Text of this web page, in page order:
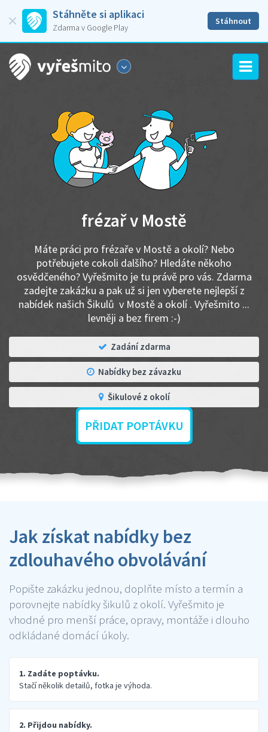
Stáhněte si aplikaci
Zdarma v Google Play
Stáhnout
frézař v Mostě
Máte práci pro frézaře v Mostě a okolí? Nebo
potřebujete cokoli dalšího? Hledáte někoho
osvědčeného? Vyřešmito je tu právě pro vás. Zdarma
zadejte zakázku a pak už si jen vyberete nejlepší z
nabídek našich Šikulů v Mostě a okolí . Vyřešmito ...
levněji a bez firem :-)
Zadání zdarma
Nabídky bez závazku
Šikulové z okolí
PŘIDAT POPTÁVKU
Jak získat nabídky bez
zdlouhavého obvolávání
Popište zakázku jednou, doplňte místo a termín a
porovnejte nabídky šikulů z okolí. Vyřešmito je
vhodné pro menší práce, opravy, montáže i dlouho
odkládané domácí úkoly.
1. Zadáte poptávku.
Stačí několik detailů, fotka je výhoda.
2. Přijdou nabídky.